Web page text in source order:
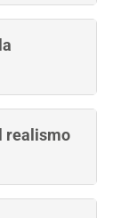
realismo